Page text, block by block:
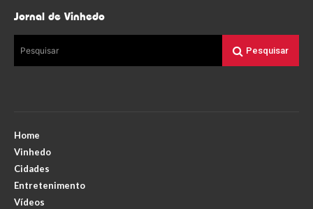
Jornal de Vinhedo
Pesquisar Pesquisar
Home
Vinhedo
Cidades
Entretenimento
Vídeos